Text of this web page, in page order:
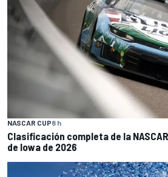
NASCAR CUP8 h
Clasificación completa de la
de Iowa de 2026